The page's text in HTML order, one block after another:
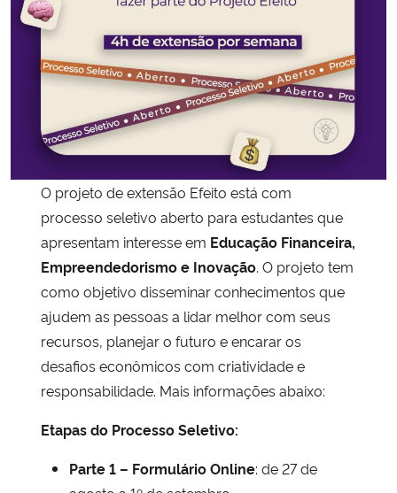
Secretaria de Governo
Gabinete de Segurança Institucional
Advocacia-Geral da União
Banco Central do Brasil
Planalto
O projeto de extensão Efeito está com
processo seletivo aberto para estudantes que
apresentam interesse em Educação Financeira,
Empreendedorismo e Inovação. O projeto tem
como objetivo disseminar conhecimentos que
ajudem as pessoas a lidar melhor com seus
recursos, planejar o futuro e encarar os
desafios econômicos com criatividade e
responsabilidade. Mais informações abaixo:
Etapas do Processo Seletivo:
Parte 1 – Formulário Online: de 27 de